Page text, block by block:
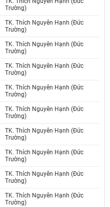
Trường)
TK. Thích Nguyên Hạnh (Đức
Trường)
TK. Thích Nguyên Hạnh (Đức
Trường)
TK. Thích Nguyên Hạnh (Đức
Trường)
TK. Thích Nguyên Hạnh (Đức
Trường)
TK. Thích Nguyên Hạnh (Đức
Trường)
TK. Thích Nguyên Hạnh (Đức
Trường)
TK. Thích Nguyên Hạnh (Đức
Trường)
TK. Thích Nguyên Hạnh (Đức
Trường)
TK. Thích Nguyên Hạnh (Đức
Trường)